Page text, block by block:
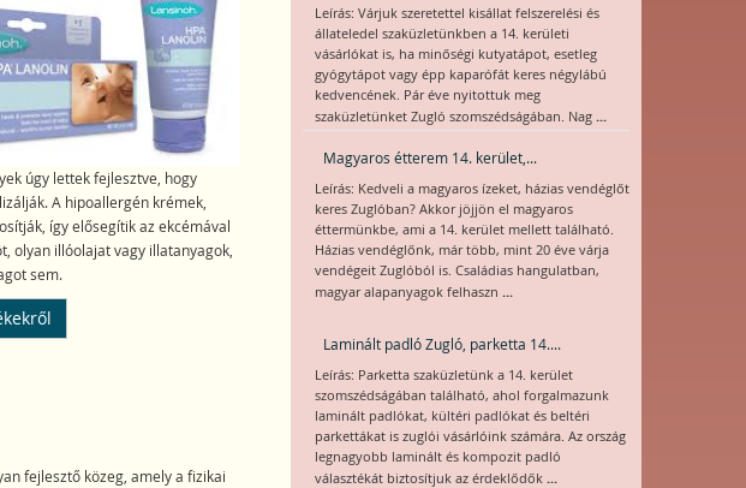
úgy lettek fejlesztve, hogy
A hipoallergén krémek,
így elősegítik az ekcémával
olyan illóolajat vagy illatanyagok,
sem.
fejlesztő közeg, amely a fizikai
Leírás: Várjuk szeretettel kisállat felszerelési és
állateledel szaküzletünkben a 14. kerületi
vásárlókat is, ha minőségi kutyatápot, esetleg
gyógytápot vagy épp kaparófát keres négylábú
kedvencének. Pár éve nyitottuk meg
szaküzletünket Zugló szomszédságában. Nag ...
Magyaros étterem 14. kerület,...
Leírás: Kedveli a magyaros ízeket, házias vendéglőt
keres Zuglóban? Akkor jöjjön el magyaros
éttermünkbe, ami a 14. kerület mellett található.
Házias vendéglőnk, már több, mint 20 éve várja
vendégeit Zuglóból is. Családias hangulatban,
magyar alapanyagok felhaszn ...
Laminált padló Zugló, parketta 14....
Leírás: Parketta szaküzletünk a 14. kerület
szomszédságában található, ahol forgalmazunk
laminált padlókat, kültéri padlókat és beltéri
parkettákat is zuglói vásárlóink számára. Az ország
legnagyobb laminált és kompozit padló
választékát biztosítjuk az érdeklődők ...